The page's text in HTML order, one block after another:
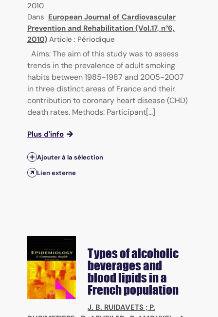
2010
Dans European Journal of Cardiovascular
Prevention and Rehabilitation (Vol.17, n°6,
2010) Article : Périodique
Aims: The aim of this study was to assess
trends in the prevalence of adult smoking
habits between 1985-1987 and 2005-2007
in three distinct areas of France and their
contribution to coronary heart disease (CHD)
death rates. Methods: Participant[...]
Plus d'info
Ajouter à la sélection
Lien externe
Types of alcoholic
beverages and
blood lipids in a
French population
J. B. RUIDAVETS ; P.